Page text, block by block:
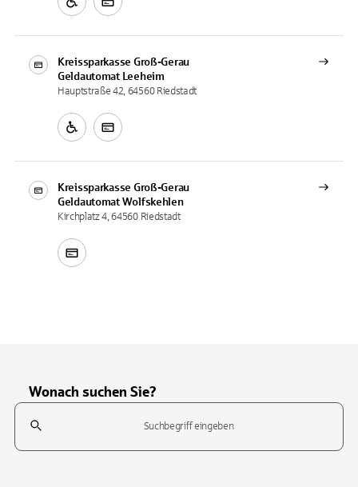
Kreissparkasse Groß-Gerau
Geldautomat
Leeheim
Hauptstraße 42, 64560 Riedstadt
Kreissparkasse Groß-Gerau
Geldautomat Wolfskehlen
Kirchplatz 4, 64560 Riedstadt
Wonach suchen Sie?
Suchfeld